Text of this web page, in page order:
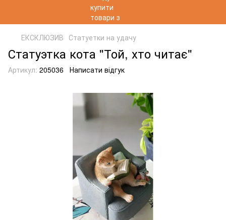
ЕКСКЛЮЗИВ Статуетки на удачу
Статуэтка кота "Той, хто читає"
Артикул: 205036 Написати відгук